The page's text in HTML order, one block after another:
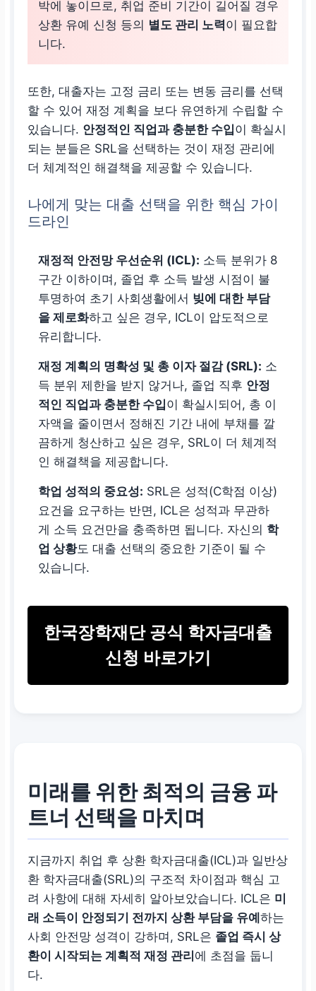
박에 놓이므로, 취업 준비 기간이 길어질 경우
상환 유예 신청 등의 별도 관리 노력이 필요합
니다.
또한, 대출자는 고정 금리 또는 변동 금리를 선택
할 수 있어 재정 계획을 보다 유연하게 수립할 수
있습니다. 안정적인 직업과 충분한 수입이 확실시
되는 분들은 SRL을 선택하는 것이 재정 관리에
더 체계적인 해결책을 제공할 수 있습니다.
나에게 맞는 대출 선택을 위한 핵심 가이
드라인
재정적 안전망 우선순위 (ICL): 소득 분위가 8
구간 이하이며, 졸업 후 소득 발생 시점이 불
투명하여 초기 사회생활에서 빚에 대한 부담
을 제로화하고 싶은 경우, ICL이 압도적으로
유리합니다.
재정 계획의 명확성 및 총 이자 절감 (SRL): 소
득 분위 제한을 받지 않거나, 졸업 직후 안정
적인 직업과 충분한 수입이 확실시되어, 총 이
자액을 줄이면서 정해진 기간 내에 부채를 깔
끔하게 청산하고 싶은 경우, SRL이 더 체계적
인 해결책을 제공합니다.
학업 성적의 중요성: SRL은 성적(C학점 이상)
요건을 요구하는 반면, ICL은 성적과 무관하
게 소득 요건만을 충족하면 됩니다. 자신의 학
업 상황도 대출 선택의 중요한 기준이 될 수
있습니다.
한국장학재단 공식 학자금대출
신청 바로가기
미래를 위한 최적의 금융 파
트너 선택을 마치며
지금까지 취업 후 상환 학자금대출(ICL)과 일반상
환 학자금대출(SRL)의 구조적 차이점과 핵심 고
려 사항에 대해 자세히 알아보았습니다. ICL은 미
래 소득이 안정되기 전까지 상환 부담을 유예하는
사회 안전망 성격이 강하며, SRL은 졸업 즉시 상
환이 시작되는 계획적 재정 관리에 초점을 둡니
다.